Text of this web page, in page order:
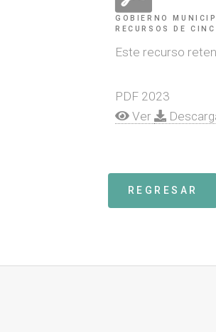
GOBIERNO
RECURSOS DE
Este recurso
PDF 2023
Ver
REGRESAR